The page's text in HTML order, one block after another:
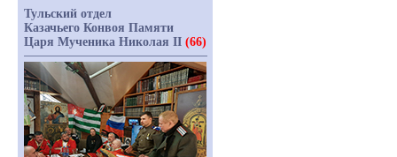
Тульский отдел
Казачьего Конвоя Памяти
Царя Мученика Николая II (66)